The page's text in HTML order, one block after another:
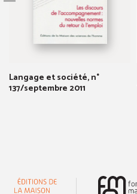
Langage et société, n°
137/septembre 2011